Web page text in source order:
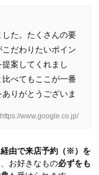
た。たくさんの要
だわりたいポイン
案してくれまし
べてもここが一番
りがとうございま
www.google.co.jp/
経由で来店予約（※）を
お好きなもの必ずをも